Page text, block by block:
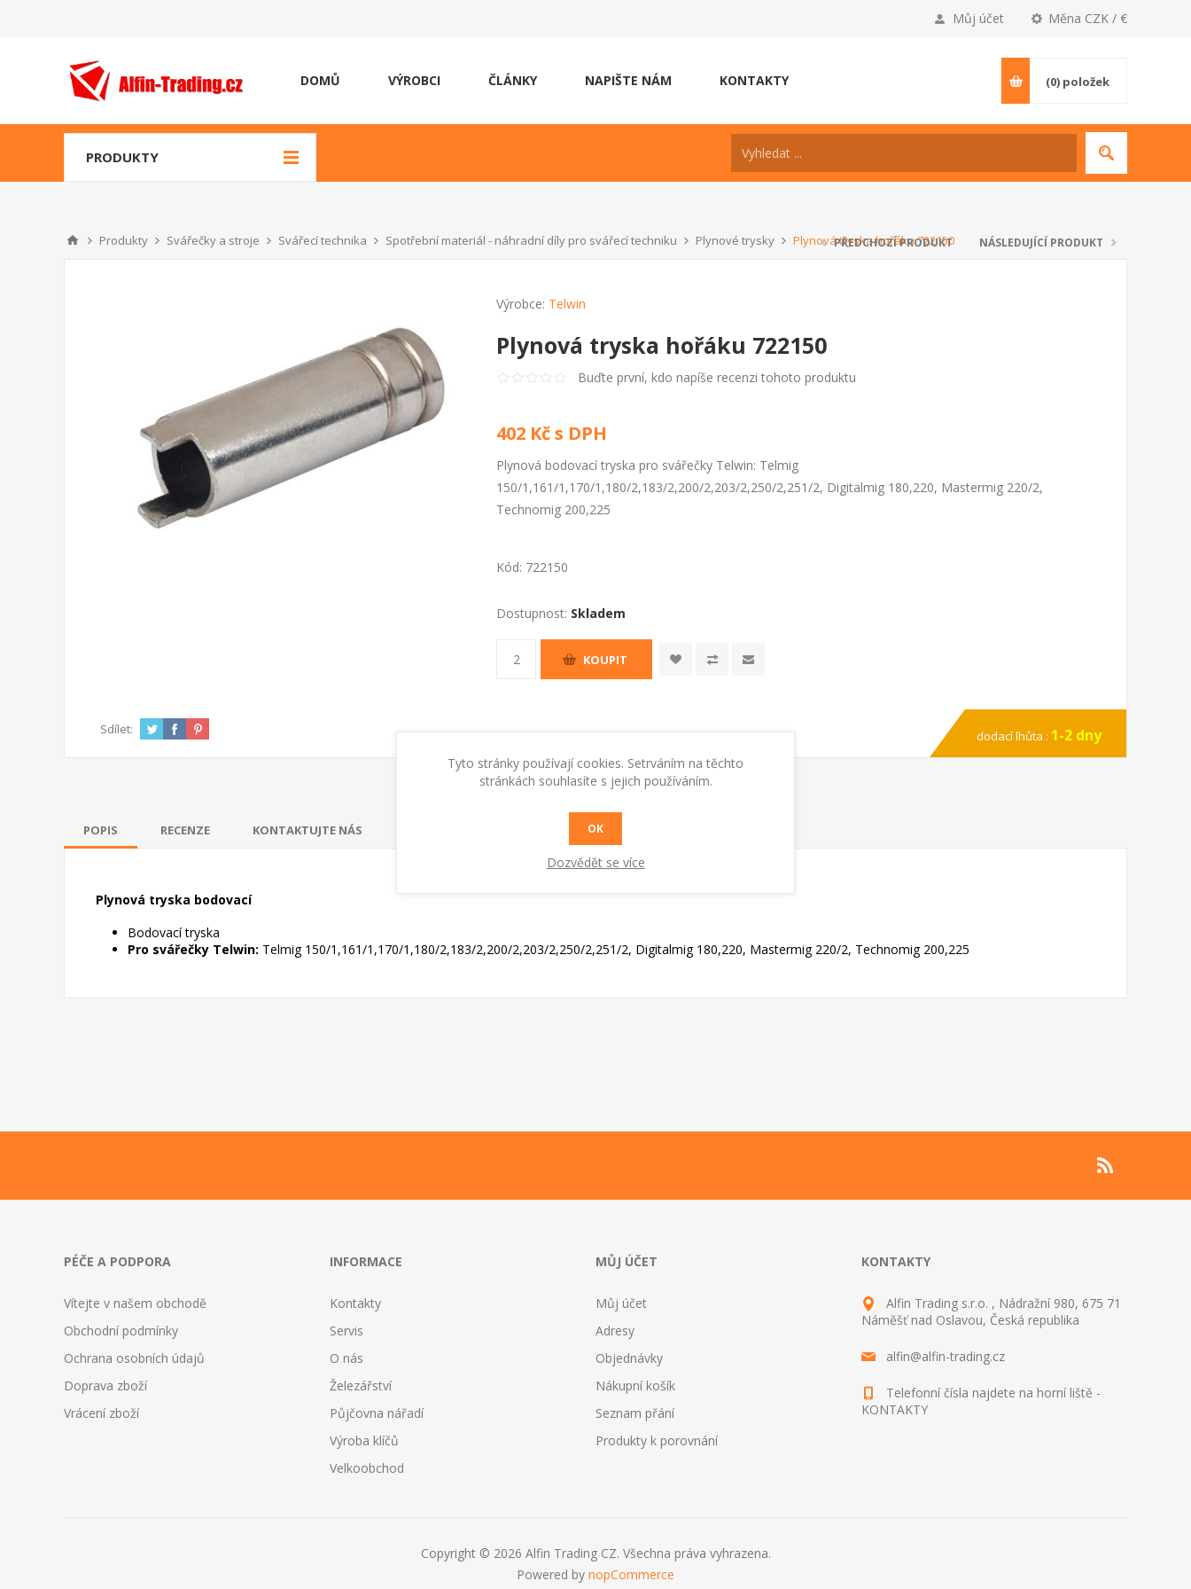
Měna CZK / €
Můj účet
DOMŮ VÝROBCI ČLÁNKY NAPIŠTE NÁM KONTAKTY (0) položek
PRODUKTY
Produkty Svářečky a stroje Svářecí technika Spotřební materiál - náhradní díly pro svářecí techniku Plynové trysky Plynová tryska hořáku 722150
PŘEDCHOZÍ PRODUKT NÁSLEDUJÍCÍ PRODUKT
Výrobce: Telwin
Plynová tryska hořáku 722150
Buďte první, kdo napíše recenzi tohoto produktu
402 Kč s DPH
Plynová bodovací tryska pro svářečky Telwin: Telmig
150/1,161/1,170/1,180/2,183/2,200/2,203/2,250/2,251/2, Digitalmig 180,220, Mastermig 220/2,
Technomig 200,225
Kód: 722150
Dostupnost: Skladem
KOUPIT
Sdílet: dodací lhůta : 1-2 dny
POPIS RECENZE KONTAKTUJTE NÁS
Plynová tryska bodovací
Bodovací tryska
Pro svářečky Telwin: Telmig 150/1,161/1,170/1,180/2,183/2,200/2,203/2,250/2,251/2, Digitalmig 180,220, Mastermig 220/2, Technomig 200,225
PÉČE A PODPORA
Vítejte v našem obchodě
Obchodní podmínky
Ochrana osobních údajů
Doprava zboží
Vrácení zboží
INFORMACE
Kontakty
Servis
O nás
Železářství
Půjčovna nářadí
Výroba klíčů
Velkoobchod
MŮJ ÚČET
Můj účet
Adresy
Objednávky
Nákupní košík
Seznam přání
Produkty k porovnání
KONTAKTY
Alfin Trading s.r.o. , Nádražní 980, 675 71
Náměšť nad Oslavou, Česká republika
alfin@alfin-trading.cz
Telefonní čísla najdete na horní liště -
KONTAKTY
Copyright © 2026 Alfin Trading CZ. Všechna práva vyhrazena.
Powered by nopCommerce
Tyto stránky používají cookies. Setrváním na těchto
stránkách souhlasíte s jejich používáním.
OK
Dozvědět se více